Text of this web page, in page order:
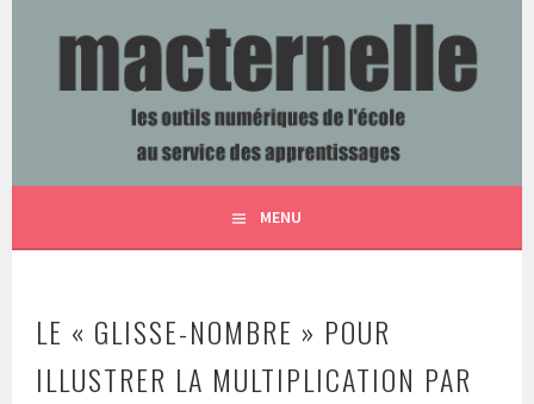
MACTERNELLE
LES OUTILS NUMÉRIQUES DE L'ÉCOLE AU SERVICE DES
MENU
LE « GLISSE-NOMBRE » POUR
ILLUSTRER LA MULTIPLICATION PAR